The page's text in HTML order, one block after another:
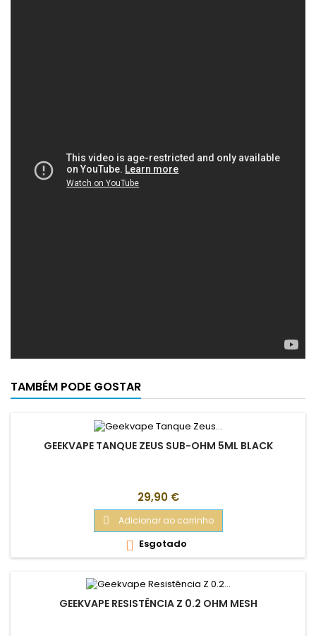
TAMBÉM PODE GOSTAR
GEEKVAPE TANQUE ZEUS SUB-OHM 5ML BLACK
Preço
29,90 €
 Adicionar ao carrinho
 Esgotado
GEEKVAPE RESISTÊNCIA Z 0.2 OHM MESH